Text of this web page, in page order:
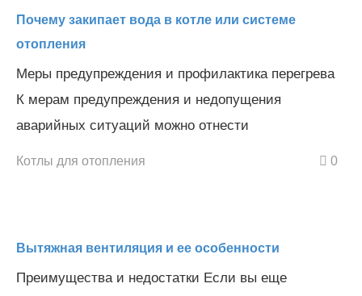
Почему закипает вода в котле или системе
отопления
Меры предупреждения и профилактика перегрева
К мерам предупреждения и недопущения
аварийных ситуаций можно отнести
Котлы для отопления 0
Вытяжная вентиляция и ее особенности
Преимущества и недостатки Если вы еще